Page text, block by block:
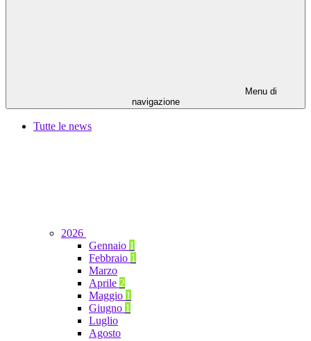
Menu di
navigazione
Tutte le news
2026
Gennaio 1
Febbraio 1
Marzo
Aprile 2
Maggio 1
Giugno 1
Luglio
Agosto